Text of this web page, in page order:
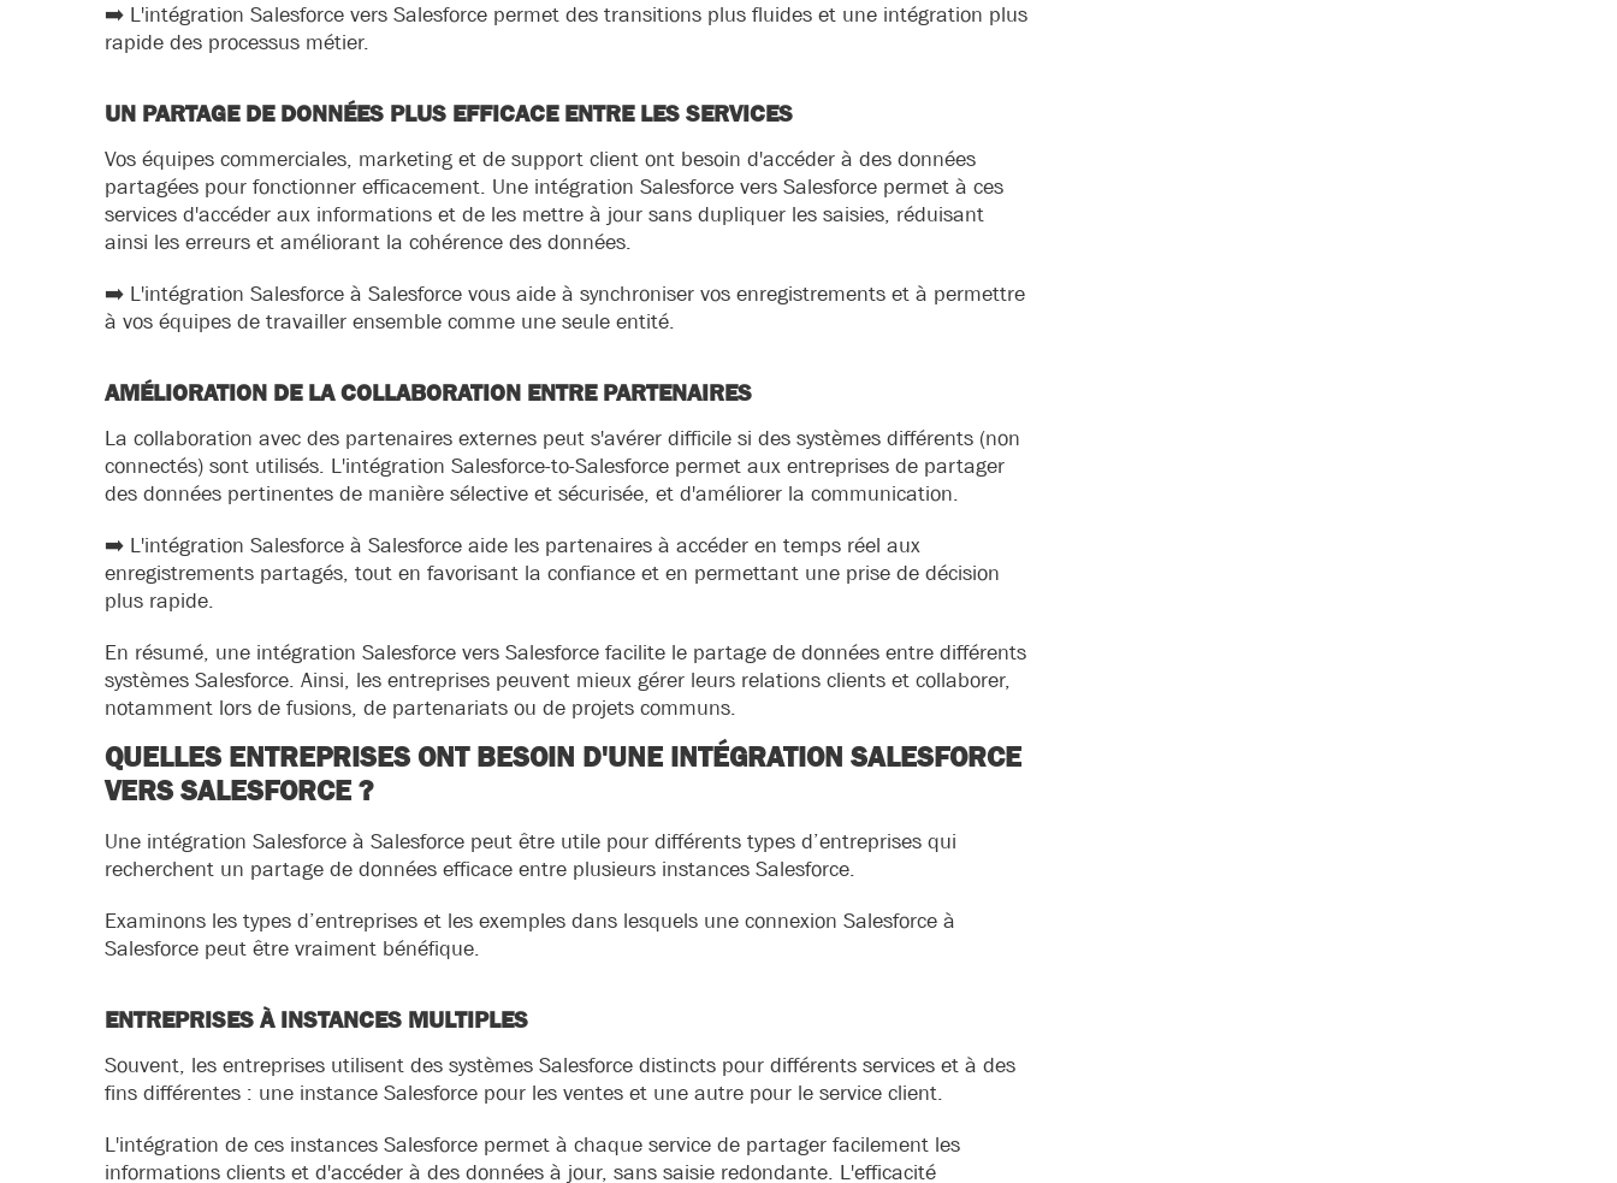
➡️ L'intégration Salesforce vers Salesforce permet des transitions plus fluides et une intégration plus
rapide des processus métier.
UN PARTAGE DE DONNÉES PLUS EFFICACE ENTRE LES SERVICES
Vos équipes commerciales, marketing et de support client ont besoin d'accéder à des données
partagées pour fonctionner efficacement. Une intégration Salesforce vers Salesforce permet à ces
services d'accéder aux informations et de les mettre à jour sans dupliquer les saisies, réduisant
ainsi les erreurs et améliorant la cohérence des données.
➡️ L'intégration Salesforce à Salesforce vous aide à synchroniser vos enregistrements et à permettre
à vos équipes de travailler ensemble comme une seule entité.
AMÉLIORATION DE LA COLLABORATION ENTRE PARTENAIRES
La collaboration avec des partenaires externes peut s'avérer difficile si des systèmes différents (non
connectés) sont utilisés. L'intégration Salesforce-to-Salesforce permet aux entreprises de partager
des données pertinentes de manière sélective et sécurisée, et d'améliorer la communication.
➡️ L'intégration Salesforce à Salesforce aide les partenaires à accéder en temps réel aux
enregistrements partagés, tout en favorisant la confiance et en permettant une prise de décision
plus rapide.
En résumé, une intégration Salesforce vers Salesforce facilite le partage de données entre différents
systèmes Salesforce. Ainsi, les entreprises peuvent mieux gérer leurs relations clients et collaborer,
notamment lors de fusions, de partenariats ou de projets communs.
QUELLES ENTREPRISES ONT BESOIN D'UNE INTÉGRATION SALESFORCE
VERS SALESFORCE ?
Une intégration Salesforce à Salesforce peut être utile pour différents types d’entreprises qui
recherchent un partage de données efficace entre plusieurs instances Salesforce.
Examinons les types d’entreprises et les exemples dans lesquels une connexion Salesforce à
Salesforce peut être vraiment bénéfique.
ENTREPRISES À INSTANCES MULTIPLES
Souvent, les entreprises utilisent des systèmes Salesforce distincts pour différents services et à des
fins différentes : une instance Salesforce pour les ventes et une autre pour le service client.
L'intégration de ces instances Salesforce permet à chaque service de partager facilement les
informations clients et d'accéder à des données à jour, sans saisie redondante. L'efficacité